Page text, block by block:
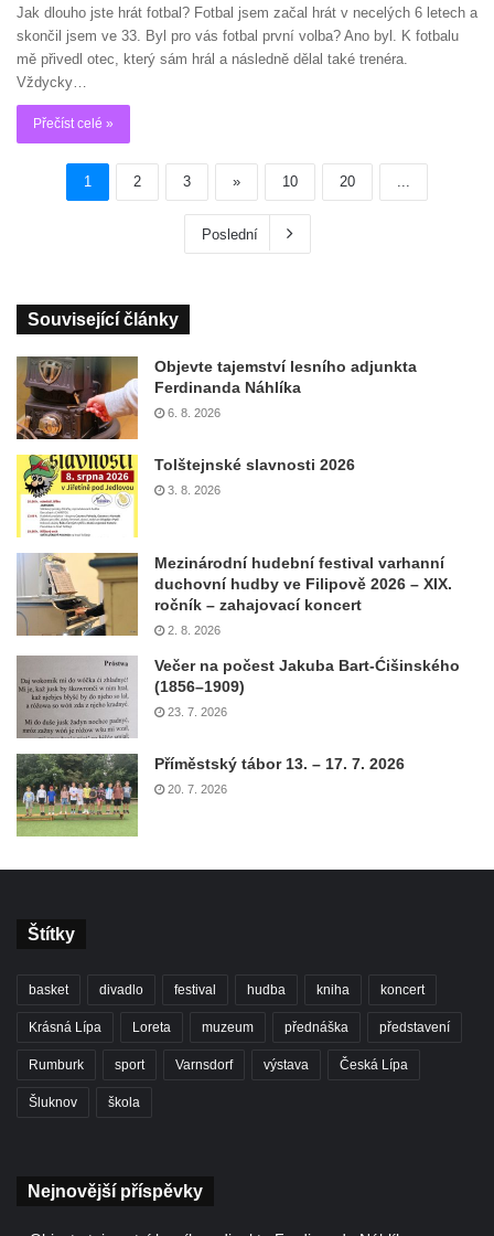
Jak dlouho jste hrát fotbal? Fotbal jsem začal hrát v necelých 6 letech a
skončil jsem ve 33. Byl pro vás fotbal první volba? Ano byl. K fotbalu
mě přivedl otec, který sám hrál a následně dělal také trenéra.
Vždycky…
Přečíst celé »
1 2 3 » 10 20
Poslední
Související články
Objevte tajemství lesního adjunkta
Ferdinanda Náhlíka
6. 8. 2026
Tolštejnské slavnosti 2026
3. 8. 2026
Mezinárodní hudební festival varhanní
duchovní hudby ve Filipově 2026 – XIX.
ročník – zahajovací koncert
2. 8. 2026
Večer na počest Jakuba Bart-Ćišinského
(1856–1909)
23. 7. 2026
Příměstský tábor 13. – 17. 7. 2026
20. 7. 2026
Štítky
basket divadlo festival hudba kniha koncert
Krásná Lípa Loreta muzeum přednáška představení
Rumburk sport Varnsdorf výstava Česká Lípa
Šluknov škola
Nejnovější příspěvky